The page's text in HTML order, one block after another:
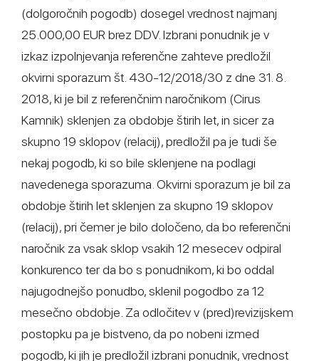
(dolgoročnih pogodb) dosegel vrednost najmanj
25.000,00 EUR brez DDV. Izbrani ponudnik je v
izkaz izpolnjevanja referenčne zahteve predložil
okvirni sporazum št. 430-12/2018/30 z dne 31. 8.
2018, ki je bil z referenčnim naročnikom (Cirus
Kamnik) sklenjen za obdobje štirih let, in sicer za
skupno 19 sklopov (relacij), predložil pa je tudi še
nekaj pogodb, ki so bile sklenjene na podlagi
navedenega sporazuma. Okvirni sporazum je bil za
obdobje štirih let sklenjen za skupno 19 sklopov
(relacij), pri čemer je bilo določeno, da bo referenčni
naročnik za vsak sklop vsakih 12 mesecev odpiral
konkurenco ter da bo s ponudnikom, ki bo oddal
najugodnejšo ponudbo, sklenil pogodbo za 12
mesečno obdobje. Za odločitev v (pred)revizijskem
postopku pa je bistveno, da po nobeni izmed
pogodb, ki jih je predložil izbrani ponudnik, vrednost